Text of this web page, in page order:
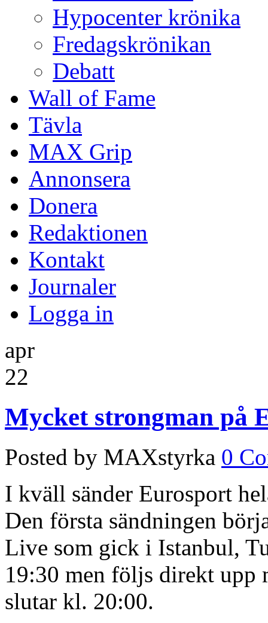
Hypocenter krönika
Fredagskrönikan
Debatt
Wall of Fame
Tävla
MAX Grip
Annonsera
Donera
Redaktionen
Kontakt
Journaler
Logga in
apr
22
Mycket strongman på
Posted by MAXstyrka 0
I kväll sänder Eurosport
Den första sändningen
Live som gick i Istanbul,
19:30 men följs direkt upp
slutar kl. 20:00.